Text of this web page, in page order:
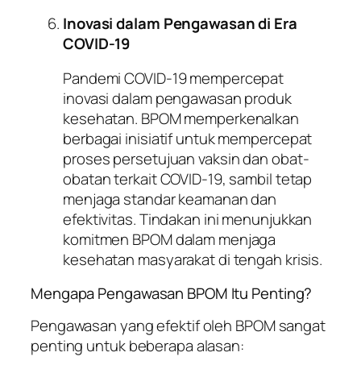
Inovasi dalam Pengawasan di Era
COVID-19
Pandemi COVID-19 mempercepat
inovasi dalam pengawasan produk
kesehatan. BPOM memperkenalkan
berbagai inisiatif untuk mempercepat
proses persetujuan vaksin dan obat-
obatan terkait COVID-19, sambil tetap
menjaga standar keamanan dan
efektivitas. Tindakan ini menunjukkan
komitmen BPOM dalam menjaga
kesehatan masyarakat di tengah krisis.
Mengapa Pengawasan BPOM Itu Penting?
Pengawasan yang efektif oleh BPOM sangat
penting untuk beberapa alasan: